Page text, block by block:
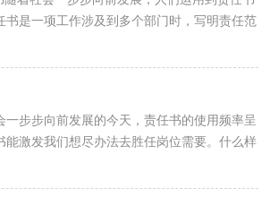
书是一项工作涉及到多个部门时，写明责任范
么样的责任书才是有效的...
一步步向前发展的今天，责任书的使用频率呈
能激发我们想尽办法去胜任岗位需要。什么样
下面是小编收集整理的交通...